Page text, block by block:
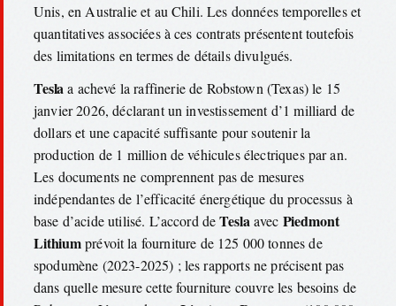
Unis, en Australie et au Chili. Les données temporelles et
quantitatives associées à ces contrats présentent toutefois
des limitations en termes de détails divulgués.
Teslaa achevé la raffinerie de Robstown (Texas) le 15
janvier 2026, déclarant un investissement d’1 milliard de
dollars et une capacité suffisante pour soutenir la
production de 1 million de véhicules électriques par an.
Les documents ne comprennent pas de mesures
indépendantes de l’efficacité énergétique du processus à
base d’acide utilisé. L’accord deTesla avec Piedmont
Lithiumprévoit la fourniture de 125 000 tonnes de
spodumène (2023-2025) ; les rapports ne précisent pas
dans quelle mesure cette fourniture couvre les besoins de